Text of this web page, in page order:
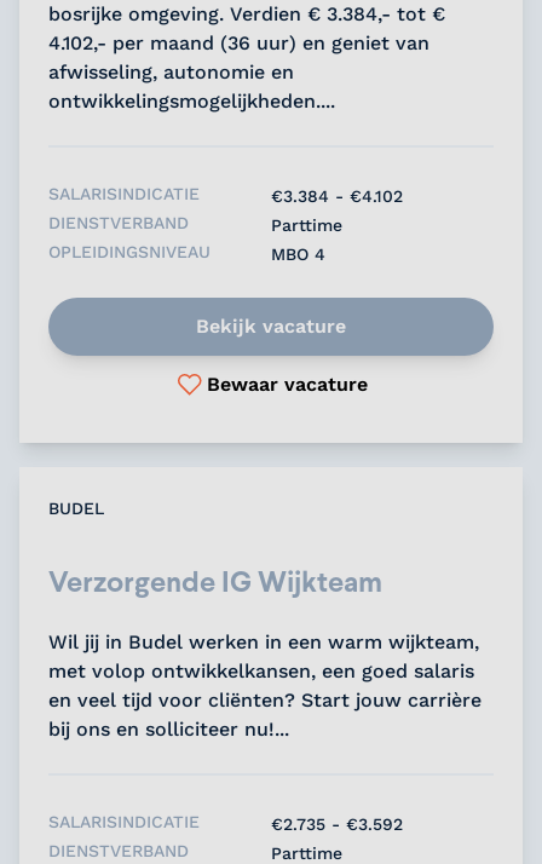
bosrijke omgeving. Verdien € 3.384,- tot €
4.102,- per maand (36 uur) en geniet van
afwisseling, autonomie en
ontwikkelingsmogelijkheden....
SALARISINDICATIE
€3.384 - €4.102
DIENSTVERBAND
Parttime
OPLEIDINGSNIVEAU
MBO 4
Bekijk vacature
Bewaar vacature
BUDEL
Verzorgende IG Wijkteam
Wil jij in Budel werken in een warm wijkteam,
met volop ontwikkelkansen, een goed salaris
en veel tijd voor cliënten? Start jouw carrière
bij ons en solliciteer nu!...
SALARISINDICATIE
€2.735 - €3.592
DIENSTVERBAND
Parttime